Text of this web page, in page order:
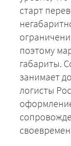
старт
поэтому
габариты.
занимает
логисты